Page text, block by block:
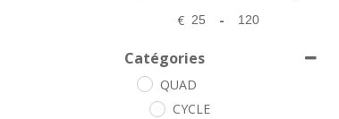
€
Minimum Price
-
Maximum Price
Catégories
QUAD
CYCLE